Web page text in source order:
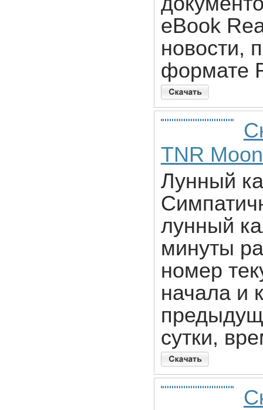
eBook
новости,
формате
TNR
Лунный
лунный
минуты
номер
начала и
сутки,